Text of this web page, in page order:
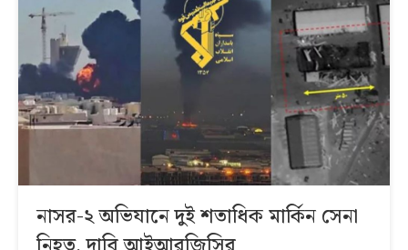
নাসর-২ অভিযানে দুই শতাধিক মার্কিন সেনা